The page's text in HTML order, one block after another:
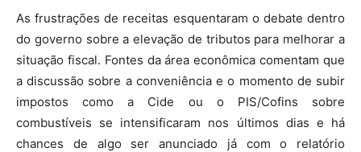
As frustrações de receitas esquentaram o debate dentro
do governo sobre a elevação de tributos para melhorar a
situação fiscal. Fontes da área econômica comentam que
a discussão sobre a conveniência e o momento de subir
impostos como a Cide ou o PIS/Cofins sobre
combustíveis se intensificaram nos últimos dias e há
chances de algo ser anunciado já com o relatório